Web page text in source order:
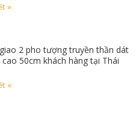
»
2 pho tượng truyền thần dát
cao 50cm khách hàng tại Thái
»